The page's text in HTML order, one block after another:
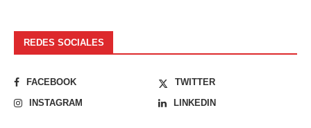
REDES SOCIALES
FACEBOOK
TWITTER
INSTAGRAM
LINKEDIN